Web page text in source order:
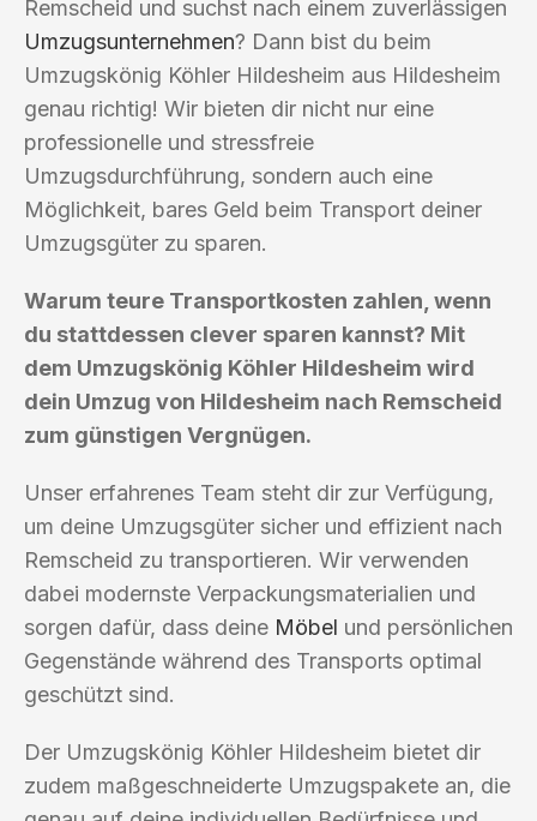
Remscheid und suchst nach einem zuverlässigen
Umzugsunternehmen? Dann bist du beim
Umzugskönig Köhler Hildesheim aus Hildesheim
genau richtig! Wir bieten dir nicht nur eine
professionelle und stressfreie
Umzugsdurchführung, sondern auch eine
Möglichkeit, bares Geld beim Transport deiner
Umzugsgüter zu sparen.
Warum teure Transportkosten zahlen, wenn
du stattdessen clever sparen kannst? Mit
dem Umzugskönig Köhler Hildesheim wird
dein Umzug von Hildesheim nach Remscheid
zum günstigen Vergnügen.
Unser erfahrenes Team steht dir zur Verfügung,
um deine Umzugsgüter sicher und effizient nach
Remscheid zu transportieren. Wir verwenden
dabei modernste Verpackungsmaterialien und
sorgen dafür, dass deine Möbel und persönlichen
Gegenstände während des Transports optimal
geschützt sind.
Der Umzugskönig Köhler Hildesheim bietet dir
zudem maßgeschneiderte Umzugspakete an, die